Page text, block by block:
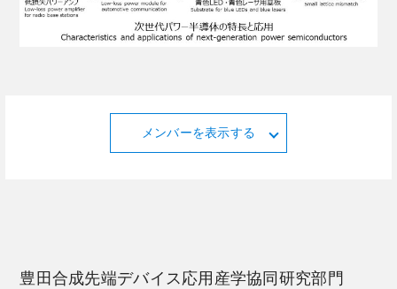
メンバーを表示する
豊田合成先端デバイス応用産学協同研究部門